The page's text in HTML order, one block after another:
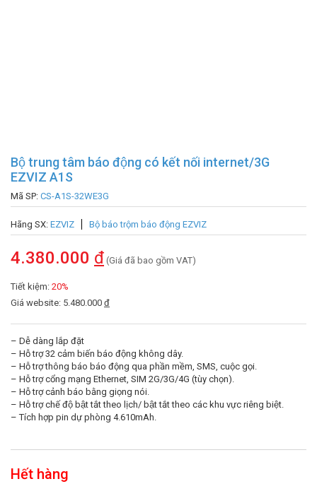
Bộ trung tâm báo động có kết nối internet/3G
EZVIZ A1S
Mã SP: CS-A1S-32WE3G
Hãng SX: EZVIZ Bộ báo trộm báo động EZVIZ
4.380.000 đ (Giá đã bao gồm VAT)
Tiết kiệm: 20%
Giá website: 5.480.000 đ
– Dễ dàng lắp đặt
– Hỗ trợ 32 cảm biến báo động không dây.
– Hỗ trợ thông báo báo động qua phần mềm, SMS, cuộc gọi.
– Hỗ trợ cổng mạng Ethernet, SIM 2G/3G/4G (tùy chọn).
– Hỗ trợ cảnh báo bằng giọng nói.
– Hỗ trợ chế độ bật tắt theo lịch/ bật tắt theo các khu vực riêng biệt.
– Tích hợp pin dự phòng 4.610mAh.
Hết hàng